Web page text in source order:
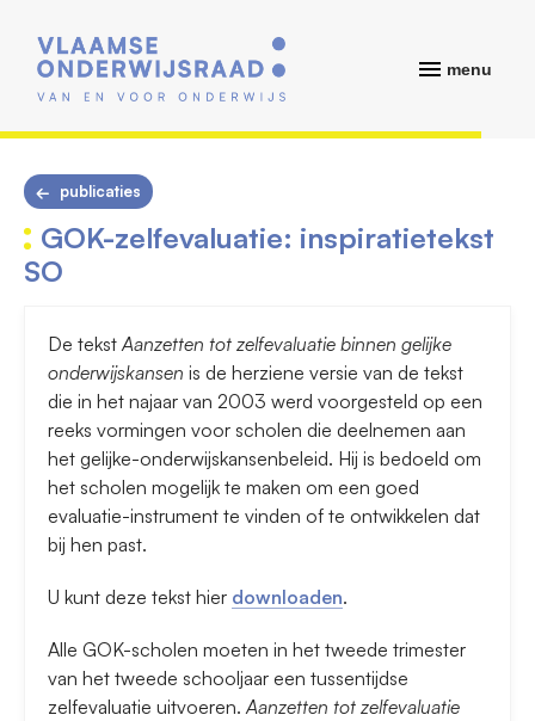
menu
publicaties
GOK-zelfevaluatie: inspiratietekst
SO
De tekstAanzetten tot zelfevaluatie binnen gelijke
onderwijskansen is de herziene versie van de tekst
die in het najaar van 2003 werd voorgesteld op een
reeks vormingen voor scholen die deelnemen aan
het gelijke-onderwijskansenbeleid. Hij is bedoeld om
het scholen mogelijk te maken om een goed
evaluatie-instrument te vinden of te ontwikkelen dat
bij hen past.
U kunt deze tekst hier downloaden.
Alle GOK-scholen moeten in het tweede trimester
van het tweede schooljaar een tussentijdse
zelfevaluatie uitvoeren.Aanzetten tot zelfevaluatie